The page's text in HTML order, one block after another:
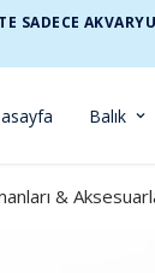
SADECE
Balık
&